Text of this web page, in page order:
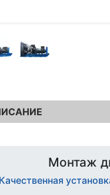
Монтаж
Качественная